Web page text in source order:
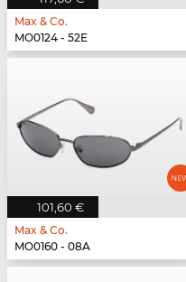
Max & Co.
MO0124 - 52E
101,60 €
Max & Co.
MO0160 - 08A